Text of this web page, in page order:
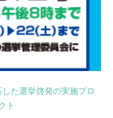
た選挙啓発の実施プロ
ト